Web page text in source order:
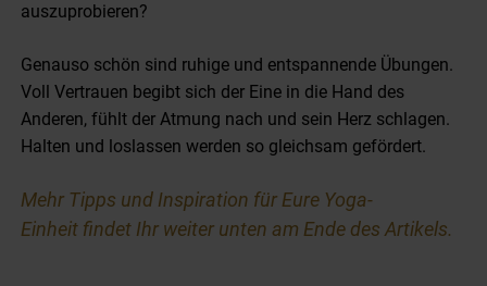
auszuprobieren?
Genauso schön sind ruhige und entspannende Übungen.
Voll Vertrauen begibt sich der Eine in die Hand des
Anderen, fühlt der Atmung nach und sein Herz schlagen.
Halten und loslassen werden so gleichsam gefördert.
Mehr Tipps und Inspiration für Eure Yoga-
Einheit findet Ihr weiter unten am Ende des Artikels.